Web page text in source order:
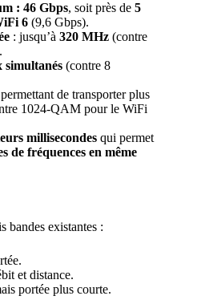
: 46 Gbps, soit près de 5
6 (9,6 Gbps).
: jusqu’à 320 MHz (contre
simultanés (contre 8
permettant de transporter plus
1024-QAM pour le WiFi
millisecondes qui permet
de fréquences en même
bandes existantes :
et distance.
portée plus courte.